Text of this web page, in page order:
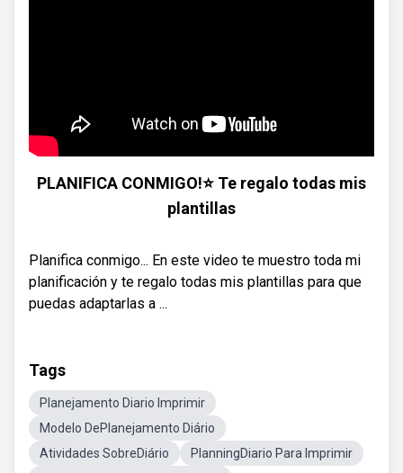
PLANIFICA CONMIGO!⭐️ Te regalo todas mis
plantillas
Planifica conmigo... En este video te muestro toda mi
planificación y te regalo todas mis plantillas para que
puedas adaptarlas a ...
Tags
Planejamento Diario Imprimir
Modelo DePlanejamento Diário
Atividades SobreDiário
PlanningDiario Para Imprimir